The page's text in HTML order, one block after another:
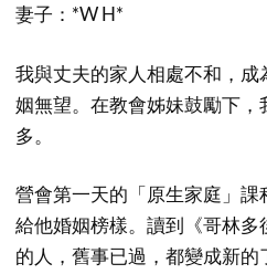
妻子：*W H*
我與丈夫的家人相處不和，
姻無望。在教會姊妹鼓勵下
多。
營會第一天的「原生家庭」
給他婚姻榜樣。讀到《哥林
的人，舊事已過，都變成新